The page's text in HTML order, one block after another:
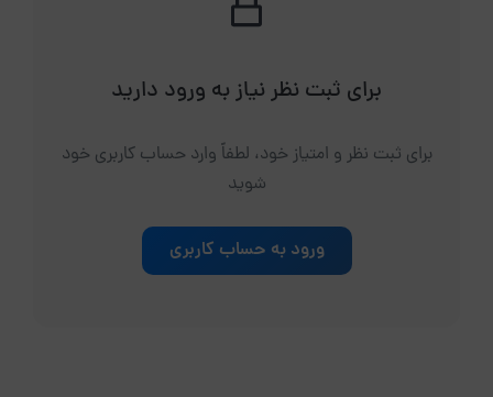
برای ثبت نظر نیاز به ورود دارید
برای ثبت نظر و امتیاز خود، لطفاً وارد حساب کاربری خود
شوید
ورود به حساب کاربری